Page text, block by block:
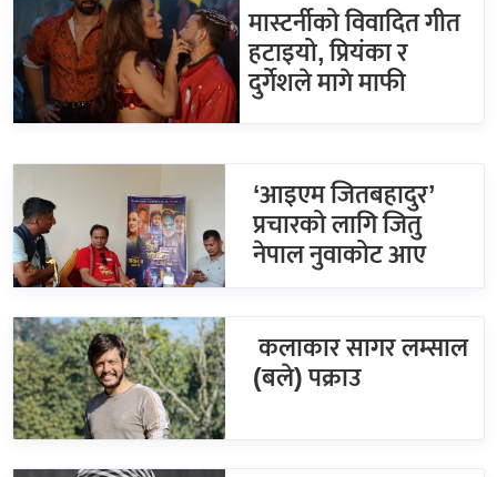
मास्टर्नीको विवादित गीत
हटाइयो, प्रियंका र
दुर्गेशले मागे माफी
‘आइएम जितबहादुर’
प्रचारको लागि जितु
नेपाल नुवाकोट आए
कलाकार सागर लम्साल
(बले) पक्राउ